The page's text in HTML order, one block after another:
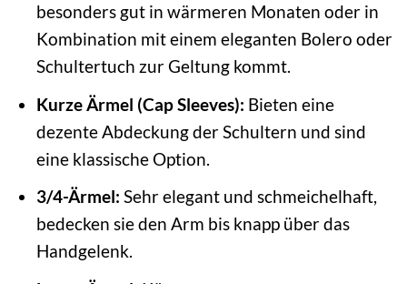
besonders gut in wärmeren Monaten oder in
Kombination mit einem eleganten Bolero oder
Schultertuch zur Geltung kommt.
Kurze Ärmel (Cap Sleeves): Bieten eine
dezente Abdeckung der Schultern und sind
eine klassische Option.
3/4-Ärmel: Sehr elegant und schmeichelhaft,
bedecken sie den Arm bis knapp über das
Handgelenk.